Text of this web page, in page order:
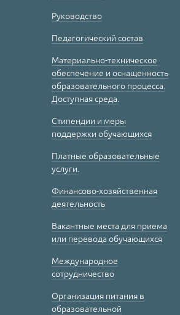
Руководство
Педагогический состав
Материально-техническое
обеспечение и оснащенность
образовательного процесса.
Доступная среда.
Стипендии и меры
поддержки обучающихся
Платные образовательные
услуги.
Финансово-хозяйственная
деятельность
Вакантные места для приема
или перевода обучающихся
Международное
сотрудничество
Организация питания в
образовательной